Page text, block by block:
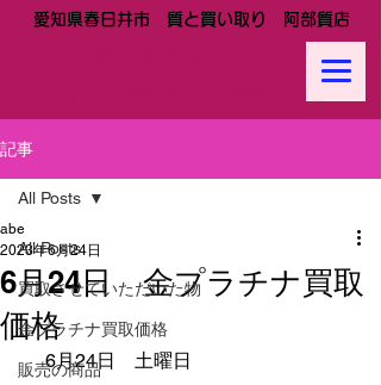
愛知県春日井市 質と買い取り 阿部質店
記事
All Posts
買取させていただいた物
金プラチナ買取価格
販売の商品
All Posts
6月24日 金プラチナ買取
価格
abe
2023年6月24日
6月24日　土曜日